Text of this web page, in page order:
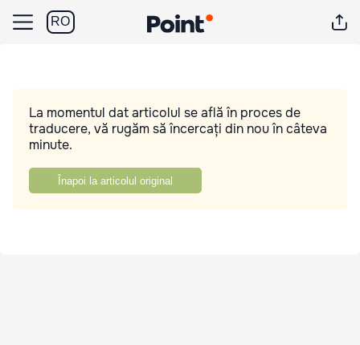
RO
La momentul dat articolul se află în proces de
traducere, vă rugăm să încercați din nou în câteva
minute.
Înapoi la articolul original